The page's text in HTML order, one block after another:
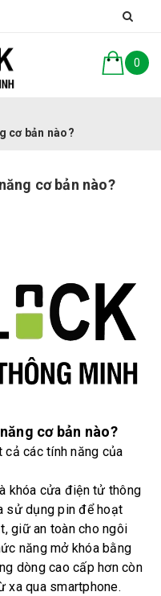
0
cơ bản nào?
cơ bản nào?
cơ bản nào?
cả các tính năng của
khóa cửa điện tử thông
sử dụng pin để hoạt
giữ an toàn cho ngôi
năng mở khóa bằng
dòng cao cấp hơn còn
xa qua smartphone.